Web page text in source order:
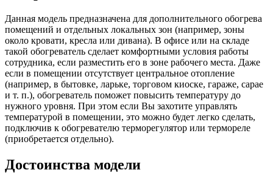
Данная модель предназначена для дополнительного обогрева
помещений и отдельных локальных зон (например, зоны
около кровати, кресла или дивана). В офисе или на складе
такой обогреватель сделает комфортными условия работы
сотрудника, если разместить его в зоне рабочего места. Даже
если в помещении отсутствует центральное отопление
(например, в бытовке, ларьке, торговом киоске, гараже, сарае
и т. п.), обогреватель поможет повысить температуру до
нужного уровня. При этом если Вы захотите управлять
температурой в помещении, это можно будет легко сделать,
подключив к обогревателю терморегулятор или термореле
(приобретается отдельно).
Достоинства модели